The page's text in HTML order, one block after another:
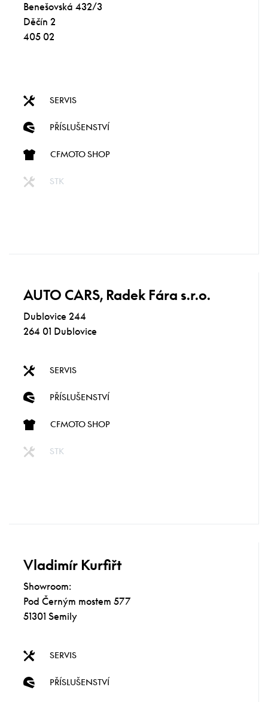
Benešovská 432/3
Děčín 2
405 02
SERVIS
PŘÍSLUŠENSTVÍ
CFMOTO SHOP
STK
AUTO CARS, Radek Fára s.r.o.
Dublovice 244
264 01 Dublovice
SERVIS
PŘÍSLUŠENSTVÍ
CFMOTO SHOP
STK
Vladimír Kurfiřt
Showroom:
Pod Černým mostem 577
51301 Semily
SERVIS
PŘÍSLUŠENSTVÍ